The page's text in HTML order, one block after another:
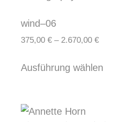
wind–06
375,00 €– 2.670,00 €
Ausführung wählen